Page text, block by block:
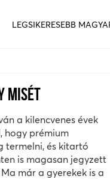
LEGSIKERESEBB
MISÉT
a kilencvenes évek
hogy prémium
termelni, és kitartó
is magasan jegyzett
már a gyerekek is a